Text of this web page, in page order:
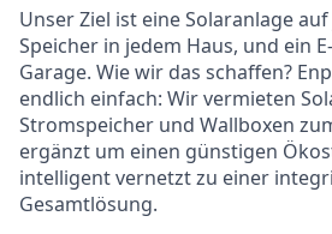
Unser Ziel ist eine Solaranlage
Speicher in jedem Haus, und ein
Garage. Wie wir das schaffen?
endlich einfach: Wir vermieten
Stromspeicher und Wallboxen
ergänzt um einen günstigen
intelligent vernetzt zu einer
Gesamtlösung.